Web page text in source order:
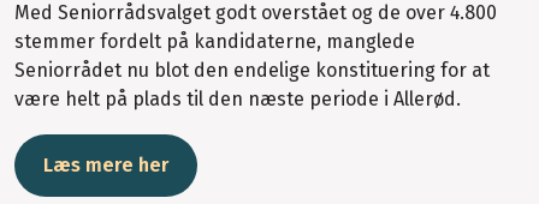
Med Seniorrådsvalget godt overstået og de over 4.800
stemmer fordelt på kandidaterne, manglede
Seniorrådet nu blot den endelige konstituering for at
være helt på plads til den næste periode i Allerød.
Læs mere her